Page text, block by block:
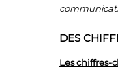
DES
Les chiffres-